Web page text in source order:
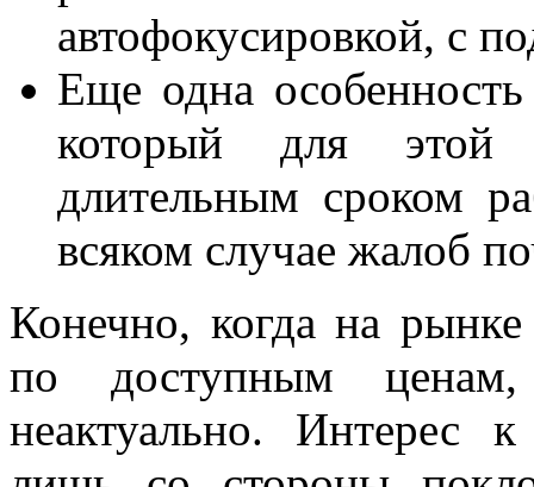
автофокусировкой, с
Еще одна
который для этой
длительным сроком
всяком случае жалоб
Конечно, когда на
по доступным
неактуально. Интерес